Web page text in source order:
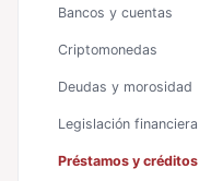
Bancos y cuentas
Criptomonedas
Deudas y morosidad
Legislación financiera
Préstamos y créditos